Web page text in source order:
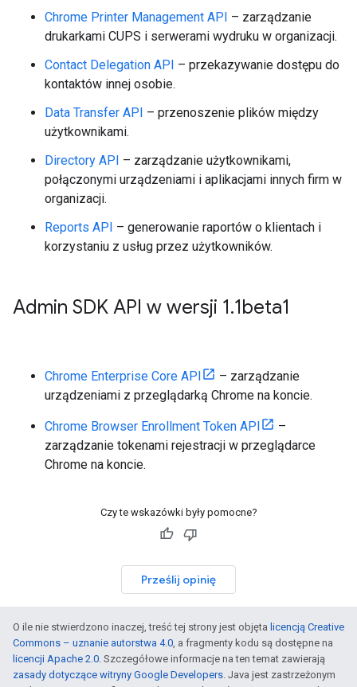
Chrome Printer Management API – zarządzanie
drukarkami CUPS i serwerami wydruku w organizacji.
Contact Delegation API – przekazywanie dostępu do
kontaktów innej osobie.
Data Transfer API – przenoszenie plików między
użytkownikami.
Directory API – zarządzanie użytkownikami,
połączonymi urządzeniami i aplikacjami innych firm w
organizacji.
Reports API – generowanie raportów o klientach i
korzystaniu z usług przez użytkowników.
Admin SDK API w wersji 1.1beta1
Chrome Enterprise Core API
– zarządzanie
urządzeniami z przeglądarką Chrome na koncie.
Chrome Browser Enrollment Token API
–
zarządzanie tokenami rejestracji w przeglądarce
Chrome na koncie.
Czy te wskazówki były pomocne?
Prześlij opinię
O ile nie stwierdzono inaczej, treść tej strony jest objęta licencją Creative
Commons – uznanie autorstwa 4.0, a fragmenty kodu są dostępne na
licencji Apache 2.0. Szczegółowe informacje na ten temat zawierają
zasady dotyczące witryny Google Developers. Java jest zastrzeżonym